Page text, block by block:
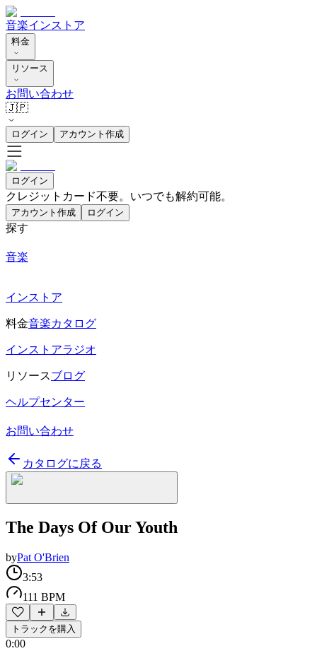
音楽インストア
料金
リソース
お問い合わせ
🇯🇵
ログイン アカウント作成
ログイン
クレジットカード不要。いつでも解約可能。
アカウント作成 ログイン
探す
音楽
インストア
料金音楽カタログ
インストアラジオ
リソースブログ
ヘルプセンター
お問い合わせ
カタログに戻る
The Days Of Our Youth
byPat O'Brien
3:53
111 BPM
トラックを購入
0:00